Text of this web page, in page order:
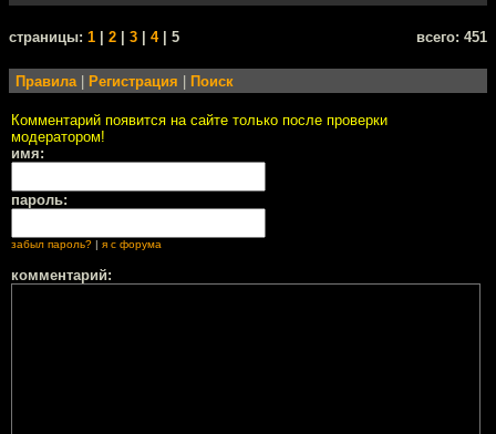
cтраницы: 1 2 3 4| 5 всего: 451
Правила Регистрация Поиск
Комментарий появится на сайте только после проверки
модератором!
имя:
пароль:
забыл пароль? | я с форума
комментарий: